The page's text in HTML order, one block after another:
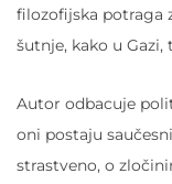
filozofijska potraga
šutnje, kako u
Autor odbacuje
oni postaju
strastveno, o